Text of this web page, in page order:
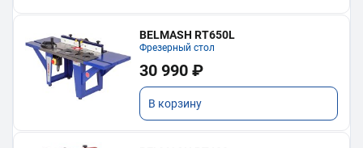
BELMASH RT650L
Фрезерный стол
30 990 ₽
В корзину